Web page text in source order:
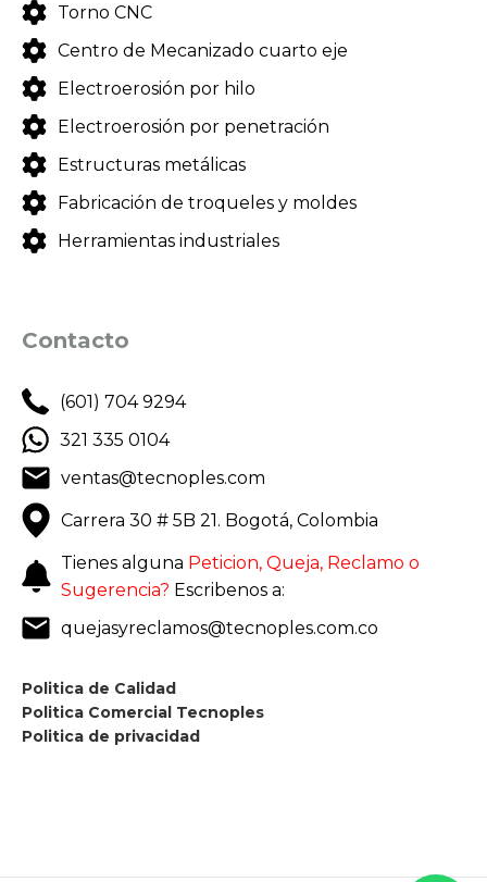
Torno CNC
Centro de Mecanizado cuarto eje
Electroerosión por hilo
Electroerosión por penetración
Estructuras metálicas
Fabricación de troqueles y moldes
Herramientas industriales
Contacto
(601) 704 9294
321 335 0104
ventas@tecnoples.com
Carrera 30 # 5B 21. Bogotá, Colombia
Tienes alguna Peticion, Queja, Reclamo o
Sugerencia? Escribenos a:
quejasyreclamos@tecnoples.com.co
Politica de Calidad
Politica Comercial Tecnoples
Politica de privacidad